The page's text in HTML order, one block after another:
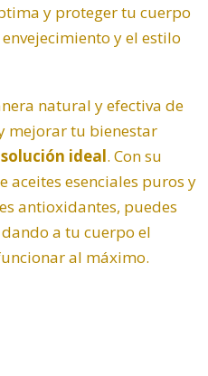
y proteger tu cuerpo
y el estilo
natural y efectiva de
mejorar tu bienestar
ideal. Con su
esenciales puros y
antioxidantes, puedes
a tu cuerpo el
al máximo.